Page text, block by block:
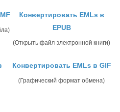
Конвертировать EMLs в
EPUB
(Открыть файл электронной книги)
Конвертировать EMLs в GIF
(Графический формат обмена)